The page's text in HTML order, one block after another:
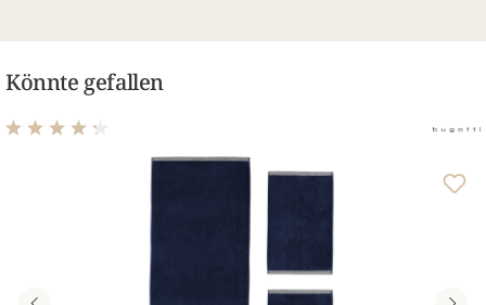
Könnte gefallen
Durchschnittliche Bewertung von 4.31 von 5 Sternen